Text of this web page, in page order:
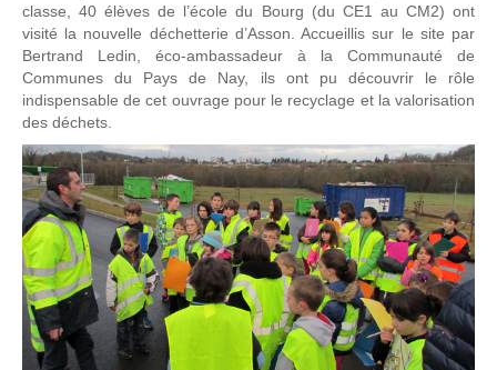
classe, 40 élèves de l’école du Bourg (du CE1 au CM2) ont
visité la nouvelle déchetterie d’Asson. Accueillis sur le site par
Bertrand Ledin, éco-ambassadeur à la Communauté de
Communes du Pays de Nay, ils ont pu découvrir le rôle
indispensable de cet ouvrage pour le recyclage et la valorisation
des déchets.